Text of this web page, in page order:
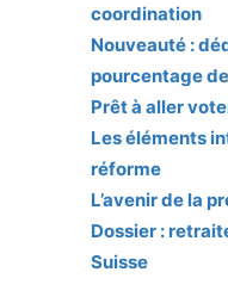
coordination
Nouveauté :
pourcentage
Prêt à aller
Les éléments
réforme
L’avenir de la
Dossier :
Suisse